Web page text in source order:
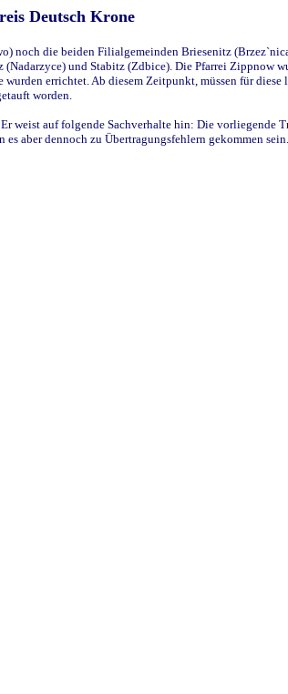
Deutsch Krone
noch die beiden Filialgemeinden Briesenitz
und Stabitz (Zdbice). Die Pfarrei
errichtet. Ab diesem Zeitpunkt, müssen für
worden.
weist auf folgende Sachverhalte hin: Die vorliegende
aber dennoch zu Übertragungsfehlern gekommen